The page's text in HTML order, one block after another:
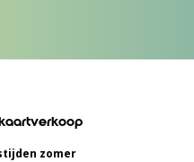
zomer